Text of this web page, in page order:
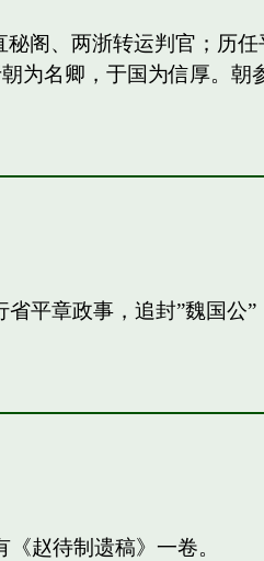
阁、两浙转运判官；历
为名卿，于国为信厚。朝
平章政事，追封”魏国公
赵待制遗稿》一卷。